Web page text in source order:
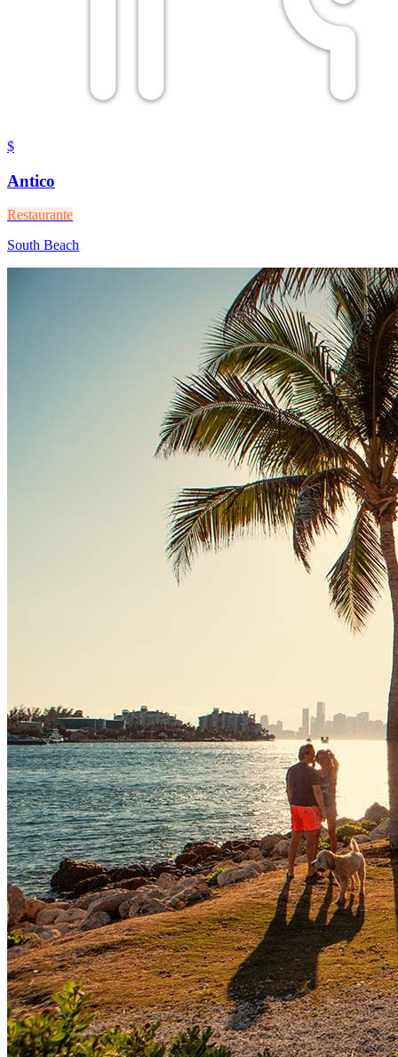
$
Antico
Restaurante
South Beach